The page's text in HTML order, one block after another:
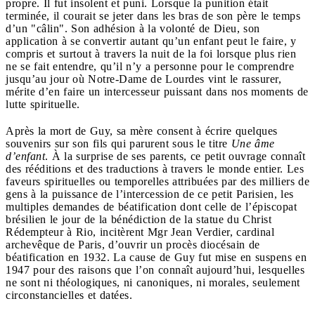
propre. Il fut insolent et puni. Lorsque la punition était
terminée, il courait se jeter dans les bras de son père le temps
d’un "câlin". Son adhésion à la volonté de Dieu, son
application à se convertir autant qu’un enfant peut le faire, y
compris et surtout à travers la nuit de la foi lorsque plus rien
ne se fait entendre, qu’il n’y a personne pour le comprendre
jusqu’au jour où Notre-Dame de Lourdes vint le rassurer,
mérite d’en faire un intercesseur puissant dans nos moments de
lutte spirituelle.
Après la mort de Guy, sa mère consent à écrire quelques
souvenirs sur son fils qui parurent sous le titre Une âme
d’enfant. À la surprise de ses parents, ce petit ouvrage connaît
des rééditions et des traductions à travers le monde entier. Les
faveurs spirituelles ou temporelles attribuées par des milliers de
gens à la puissance de l’intercession de ce petit Parisien, les
multiples demandes de béatification dont celle de l’épiscopat
brésilien le jour de la bénédiction de la statue du Christ
Rédempteur à Rio, incitèrent Mgr Jean Verdier, cardinal
archevêque de Paris, d’ouvrir un procès diocésain de
béatification en 1932. La cause de Guy fut mise en suspens en
1947 pour des raisons que l’on connaît aujourd’hui, lesquelles
ne sont ni théologiques, ni canoniques, ni morales, seulement
circonstancielles et datées.